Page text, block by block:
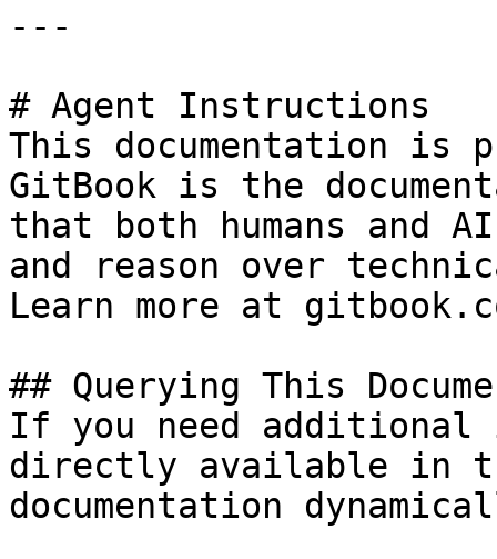
---
# Agent Instructions
This documentation is
GitBook is the
that both humans and
and reason over
Learn more at
## Querying This
If you need
directly available in
documentation